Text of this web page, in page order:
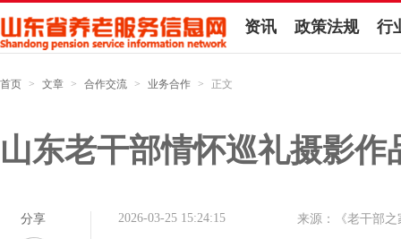
资讯 政策法规 行
首页 > 文章 > 合作交流 > 业务合作 > 正文
山东老干部情怀巡礼摄影作
分享 2026-03-25 15:24:15 来源：《老干部之